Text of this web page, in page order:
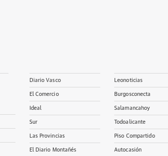
Diario Vasco
El Comercio
Ideal
Sur
Las Provincias
El Diario Montañés
Leonoticias
Burgosconecta
Salamancahoy
Todoalicante
Piso Compartido
Autocasión